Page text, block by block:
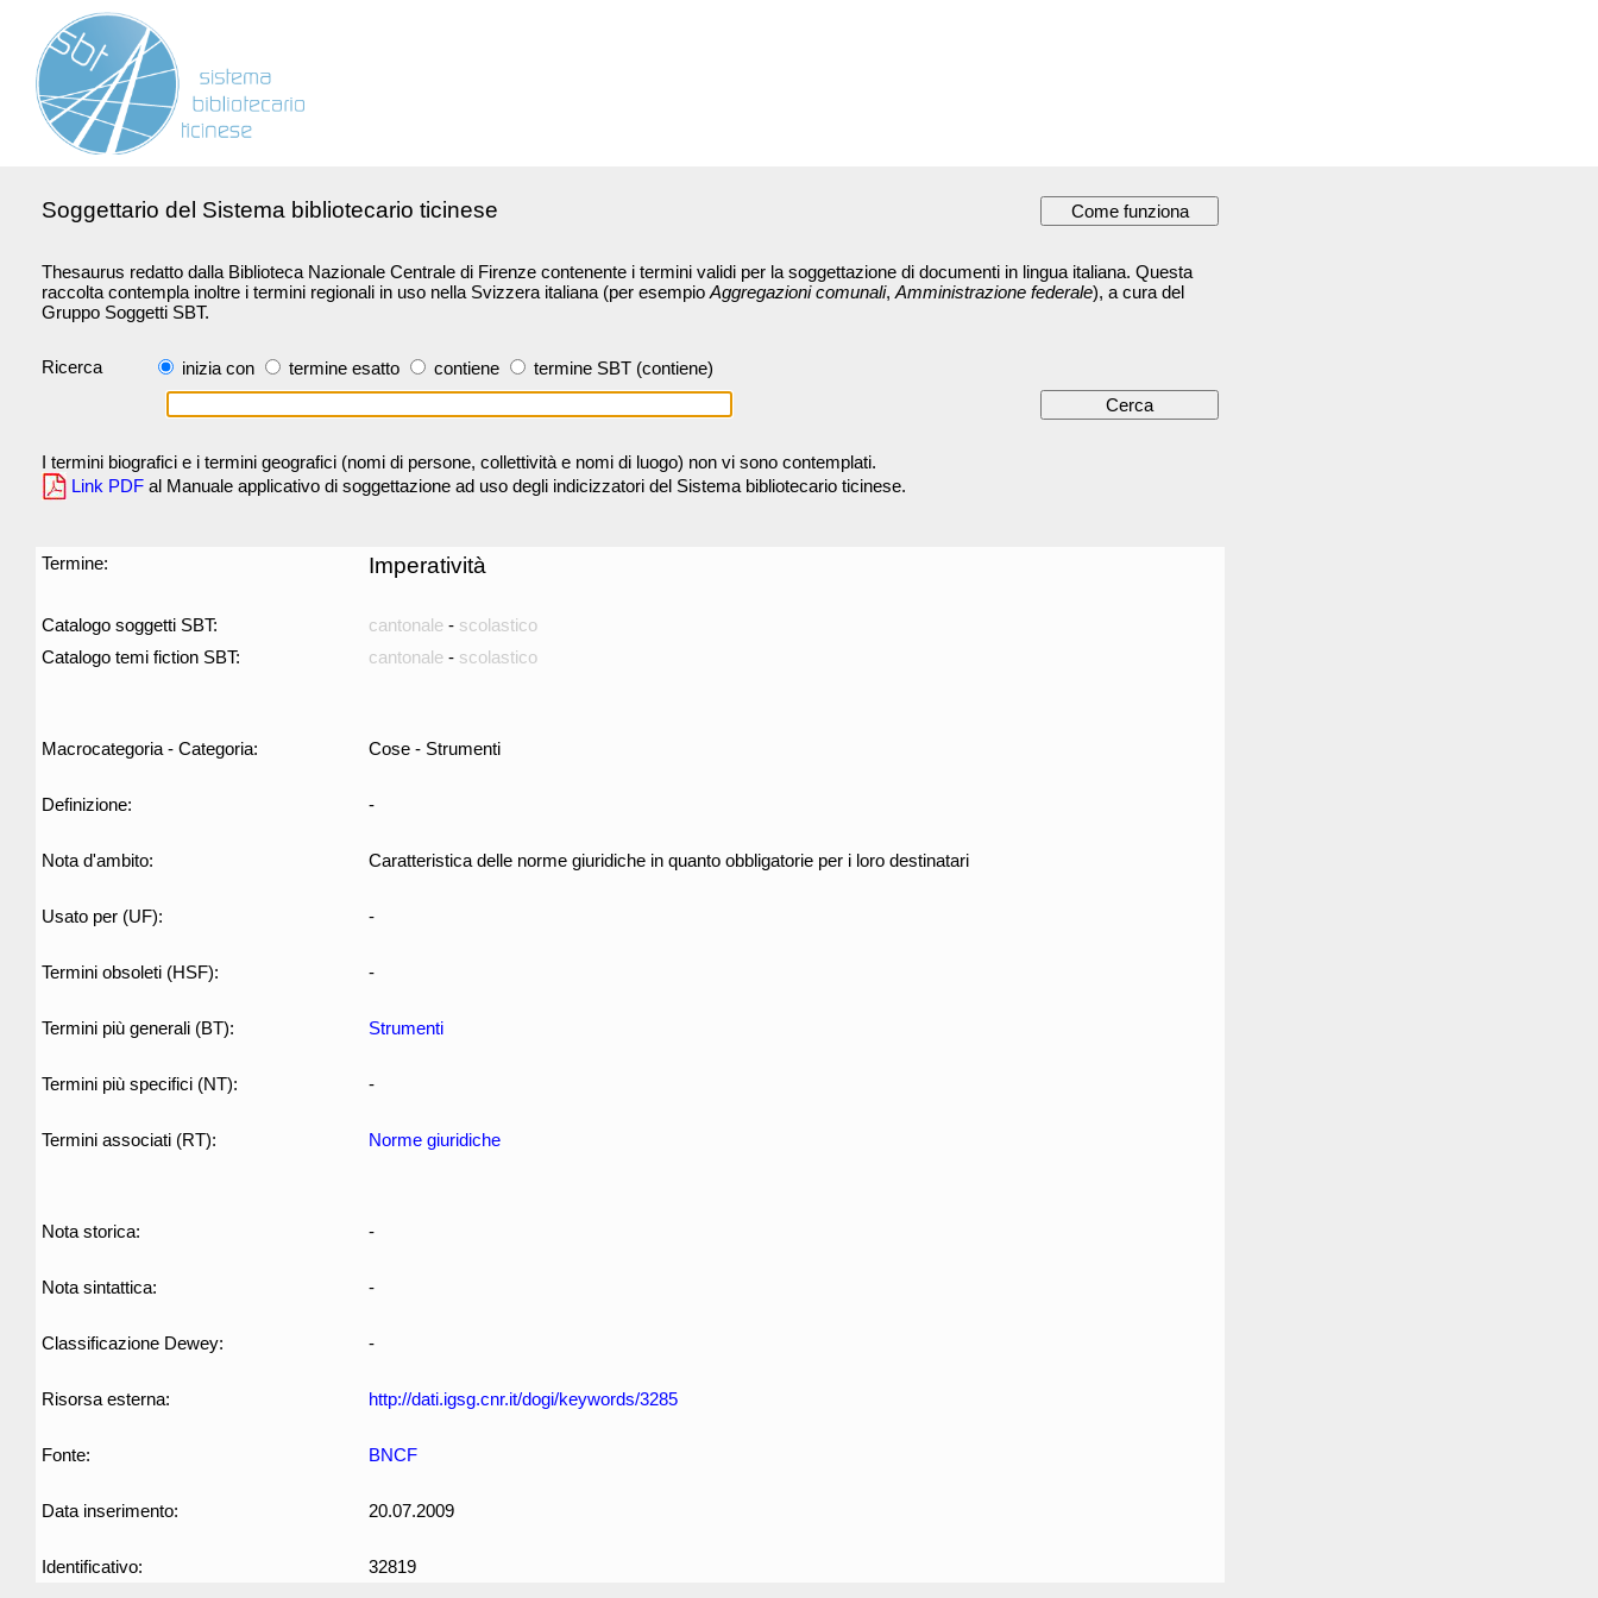
Soggettario del Sistema bibliotecario ticinese
Thesaurus redatto dalla Biblioteca Nazionale Centrale di Firenze contenente i termini validi per la soggettazione di documenti in lingua italiana. Questa
raccolta contempla inoltre i termini regionali in uso nella Svizzera italiana (per esempio Aggregazioni comunali, Amministrazione federale), a cura del
Gruppo Soggetti SBT.
Ricerca inizia con termine esatto contiene termine SBT (contiene)
I termini biografici e i termini geografici (nomi di persone, collettività e nomi di luogo) non vi sono contemplati.
Link PDF al Manuale applicativo di soggettazione ad uso degli indicizzatori del Sistema bibliotecario ticinese.
Termine: Imperatività
Catalogo soggetti SBT: cantonale - scolastico
Catalogo temi fiction SBT:
cantonale - scolastico
Macrocategoria - Categoria: Cose - Strumenti
Definizione: -
Nota d'ambito: Caratteristica delle norme giuridiche in quanto obbligatorie per i loro destinatari
Usato per (UF): -
Termini obsoleti (HSF): -
Termini più generali (BT): Strumenti
Termini più specifici (NT): -
Termini associati (RT): Norme giuridiche
Nota storica: -
Nota sintattica: -
Classificazione Dewey: -
Risorsa esterna: http://dati.igsg.cnr.it/dogi/keywords/3285
Fonte: BNCF
Data inserimento: 20.07.2009
Identificativo: 32819